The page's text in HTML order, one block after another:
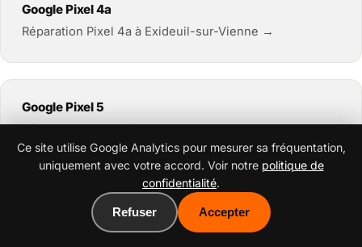
Google Pixel 4a
Réparation Pixel 4a à Exideuil-sur-Vienne →
Google Pixel 5
Réparation Pixel 5 à Exideuil-sur-Vienne →
Google Pixel 6
Réparation Pixel 6 à Exideuil-sur-Vienne →
Ce site utilise Google Analytics pour mesurer sa fréquentation,
uniquement avec votre accord. Voir notre politique de
confidentialité.
Refuser Accepter